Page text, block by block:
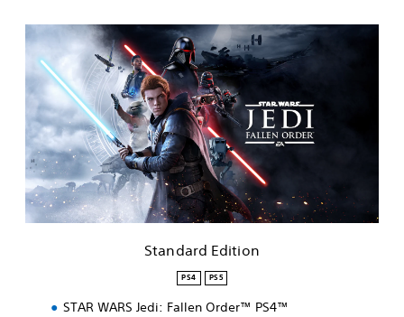
E
d
i
t
Standard Edition
PS4 PS5
STAR WARS Jedi: Fallen Order™ PS4™